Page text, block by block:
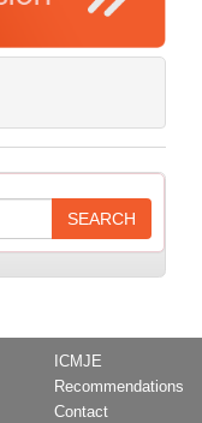
ICMJE
Recommendations
Contact